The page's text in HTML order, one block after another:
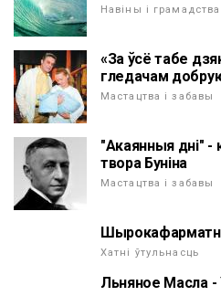
Навіны і грамадства
«За ўсё табе
гледачам
Мастацтва і забавы
"Акаянныя дні" -
твора Буніна
Мастацтва і забавы
Хатні ўтульнасць
Льняное Масла -